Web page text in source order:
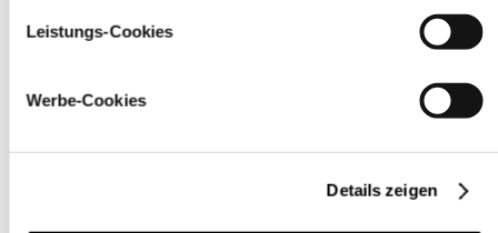
Leistungs-Cookies
Werbe-Cookies
Details zeigen
Pflegehinweise